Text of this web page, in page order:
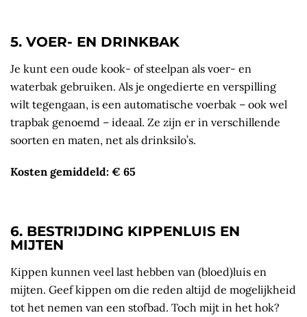
5. VOER- EN DRINKBAK
Je kunt een oude kook- of steelpan als voer- en
waterbak gebruiken. Als je ongedierte en verspilling
wilt tegengaan, is een automatische voerbak – ook wel
trapbak genoemd – ideaal. Ze zijn er in verschillende
soorten en maten, net als drinksilo’s.
Kosten gemiddeld: € 65
6. BESTRIJDING KIPPENLUIS EN
MIJTEN
Kippen kunnen veel last hebben van (bloed)luis en
mijten. Geef kippen om die reden altijd de mogelijkheid
tot het nemen van een stofbad. Toch mijt in het hok?